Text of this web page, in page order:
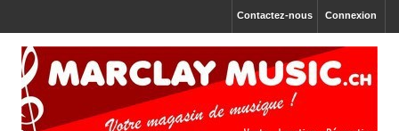
Connexion
Contactez-nous